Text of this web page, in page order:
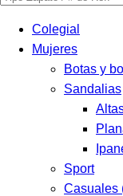
productosColegial
Mujeres
Botas y
Sandalias
Sport
Casuales